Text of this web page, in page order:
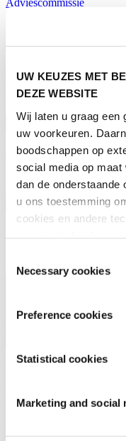
UW KEUZES MET
DEZE WEBSITE
Wij laten u graag een
uw voorkeuren.
boodschappen op
social media op maat
dan de onderstaande
u ons toestemming
cookies en andere
Necessary cookies
Preference cookies
Statistical cookies
Marketing and social
Adviescommissie
Waarom Horecava
TICKETS HORECAVA
NIEUWSBRIEF
Contact
Perskamer
Zoeken
Nederlands
Nederlands
Home
Adverteren
NIEUWSBRIEF
Home